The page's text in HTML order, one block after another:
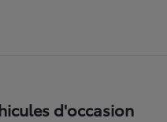
d'occasion